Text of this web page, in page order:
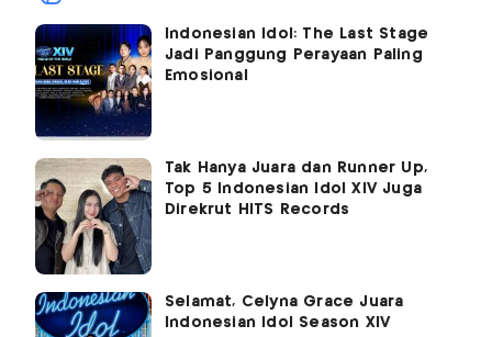
Indonesian Idol: The Last Stage
Jadi Panggung Perayaan Paling
Emosional
Tak Hanya Juara dan Runner Up,
Top 5 Indonesian Idol XIV Juga
Direkrut HITS Records
Selamat, Celyna Grace Juara
Indonesian Idol Season XIV